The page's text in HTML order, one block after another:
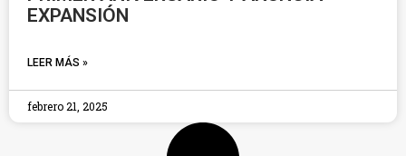
EXPANSIÓN
LEER MÁS »
febrero 21, 2025